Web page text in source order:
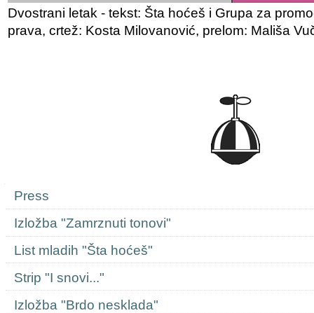
Dvostrani letak - tekst: Šta hoćeš i Grupa za
prava, crtež: Kosta Milovanović, prelom: Mališa
Press
Izložba "Zamrznuti tonovi"
List mladih "Šta hoćeš"
Strip "I snovi..."
Izložba "Brdo nesklada"